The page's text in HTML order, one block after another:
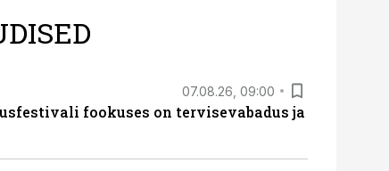
07.08.26, 09:00
fookuses on tervisevabadus ja